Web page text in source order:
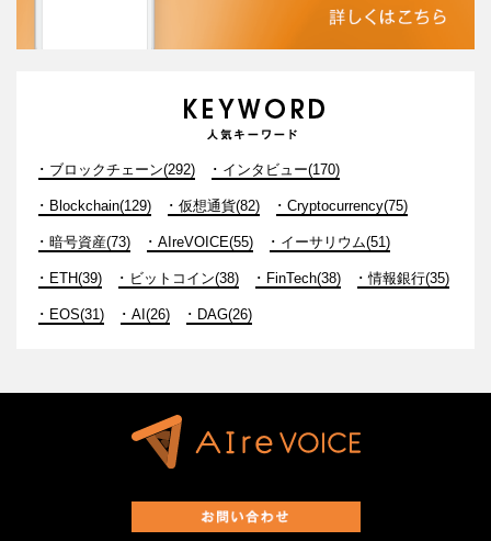
ブロックチェーン(292) インタビュー(170)
Blockchain(129) 仮想通貨(82) Cryptocurrency(75)
暗号資産(73) AIreVOICE(55) イーサリウム(51)
ETH(39) ビットコイン(38) FinTech(38) 情報銀行(35)
EOS(31) AI(26) DAG(26)